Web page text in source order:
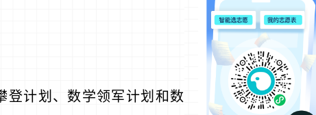
登计划、数学领军计划和数